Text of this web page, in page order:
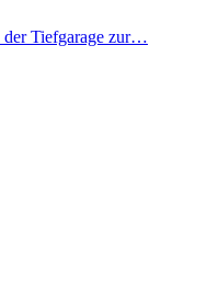
der Tiefgarage zur…